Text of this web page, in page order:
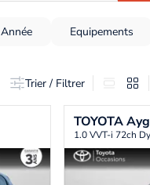
Année Equipements
Trier / Filtrer
TOYOTA
1.0 VVT-i 72ch